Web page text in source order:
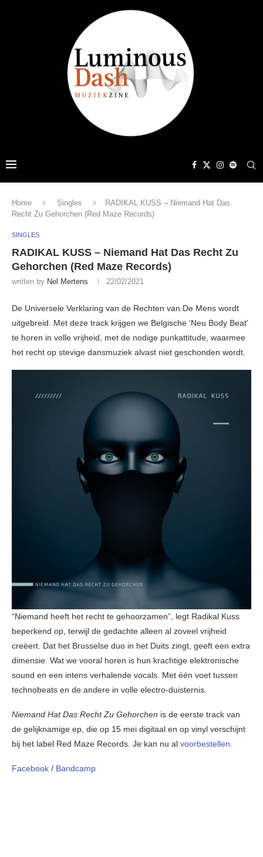
Home Singles
RADIKAL KUSS – Niemand Hat Das
Recht Zu Gehorchen (Red Maze Records)
SINGLES
RADIKAL KUSS – Niemand Hat Das Recht Zu
Gehorchen (Red Maze Records)
written by Nel Mertens 22/02/2021
De Universele Verklaring van de Rechten van De Mens wordt
uitgebreid. Met deze track krijgen we Belgische ‘Neu Body Beat’
te horen in volle vrijheid, met de nodige punkattitude, waarmee
het recht op stevige dansmuziek alvast niet geschonden wordt.
“Niemand heeft het recht te gehoorzamen”, legt Radikal Kuss
beperkend op, terwijl de gedachte alleen al zoveel vrijheid
creëert. Dat het Brusselse duo in het Duits zingt, geeft een extra
dimensie. Wat we vooral horen is hun krachtige elektronische
sound en een intens verhalende vocals. Met één voet tussen
technobeats en de andere in volle electro-duisternis.
Niemand Hat Das Recht Zu Gehorchen is de eerste track van
de gelijknamige ep, die op 15 mei digitaal en op vinyl verschijnt
bij het label Red Maze Records. Je kan nu al voorbestellen.
Facebook / Bandcamp